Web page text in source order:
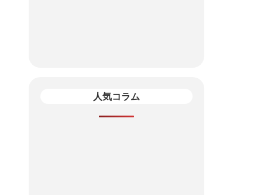
人気コラム